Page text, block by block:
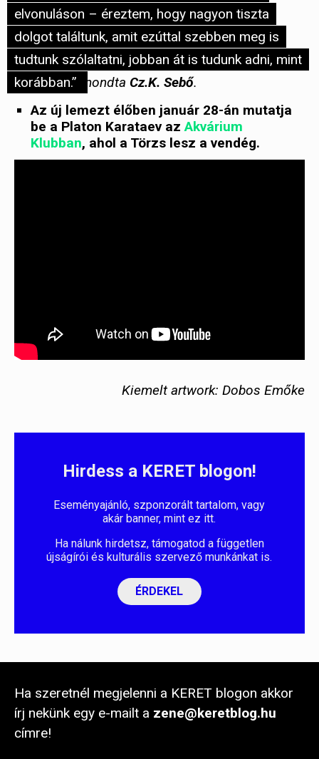
elvonuláson – éreztem, hogy nagyon tiszta
dolgot találtunk, amit ezúttal szebben meg is
tudtunk szólaltatni, jobban át is tudunk adni, mint
korábban.”
mondta Cz.K. Sebő.
Az új lemezt élőben január 28-án mutatja
be a Platon Karataev azAkvárium
Klubban, ahol a Törzs lesz a vendég.
Kiemelt artwork: Dobos Emőke
Hirdess a KERET blogon!
Eseményajánló, szponzorált tartalom, vagy
akár banner, mint ez itt.
Ha nálunk hirdetsz, támogatod a független
újságírói és kulturális szervező munkánkat is.
ÉRDEKEL
Ha szeretnél megjelenni a KERET blogon akkor
írj nekünk egy e-mailt a zene@keretblog.hu
címre!